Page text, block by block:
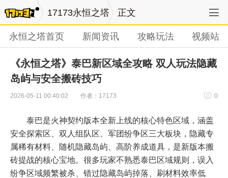
17173永恒之塔 正文
永恒之塔首页 新闻资讯 攻略玩法 视频站
《永恒之塔》泰巴新区域全攻略 双人玩法隐藏
岛屿与安全搬砖技巧
2026-05-11 00:40:02 作者：17173 0
泰巴是火神契约版本全新上线的核心特色区域，涵盖
安全探索区、双人组队区、军团纷争区三大板块，隐藏专
属稀有材料、随机隐藏岛屿、高阶养成道具，是新版本搬
砖提战的核心宝地。很多玩家不熟悉泰巴区域规则，误入
纷争区域频繁被杀、错过隐藏岛屿掉落、刷材料效率低